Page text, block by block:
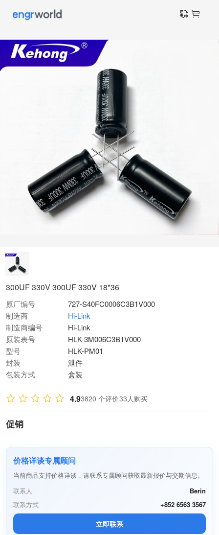
300UF 330V 300UF 330V 18*36
原厂编号
727-S40FC0006C3B1V000
制造商
Hi-Link
制造商编号
Hi-Link
原装表号
HLK-3M006C3B1V000
型号
HLK-PM01
封装
泄件
包装方式
盒装
4.93820 个评价33人购买
促销
价格详谈专属顾问
当前商品支持价格详谈，请联系专属顾问获取最新报价与交期信息。
联系人
Berin
联系方式
+852 6563 3567
立即联系